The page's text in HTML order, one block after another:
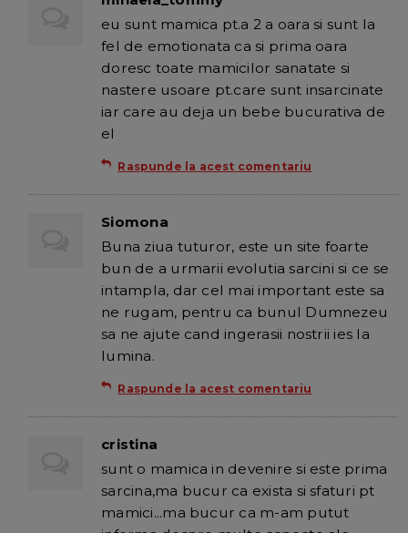
eu sunt mamica pt.a 2 a oara si sunt la
fel de emotionata ca si prima oara
doresc toate mamicilor sanatate si
nastere usoare pt.care sunt insarcinate
iar care au deja un bebe bucurativa de
el
Raspunde la acest comentariu
Siomona
Buna ziua tuturor, este un site foarte
bun de a urmarii evolutia sarcini si ce se
intampla, dar cel mai important este sa
ne rugam, pentru ca bunul Dumnezeu
sa ne ajute cand ingerasii nostrii ies la
lumina.
Raspunde la acest comentariu
cristina
sunt o mamica in devenire si este prima
sarcina,ma bucur ca exista si sfaturi pt
mamici...ma bucur ca m-am putut